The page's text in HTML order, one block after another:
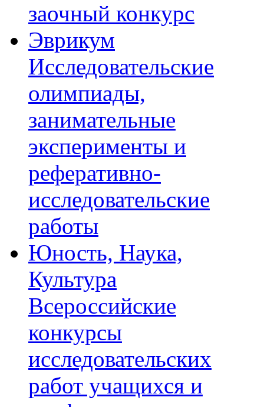
заочный конкурс
Эврикум
Исследовательские
олимпиады,
занимательные
эксперименты и
реферативно-
исследовательские
работы
Юность, Наука,
Культура
Всероссийские
конкурсы
исследовательских
работ учащихся и